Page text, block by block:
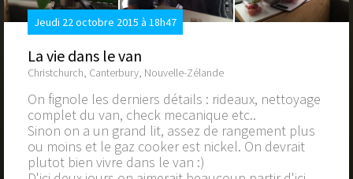
Jeudi 22 octobre 2015 à 18h47
La vie dans le van
Christchurch, Canterbury, Nouvelle-Zélande
On fignole les derniers détails : rideaux, nettoyage
complet du van, check mecanique etc..
Sinon on a un grand lit, assez de rangement plus
ou moins et le gaz cooker est nickel. On devrait
plutot bien vivre dans le van :)